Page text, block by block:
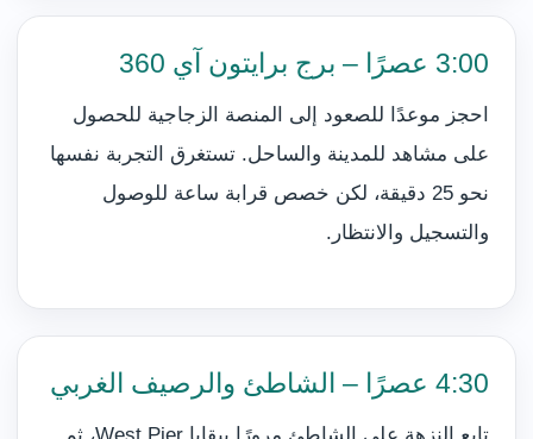
3:00 عصرًا – برج برايتون آي 360
احجز موعدًا للصعود إلى المنصة الزجاجية للحصول
على مشاهد للمدينة والساحل. تستغرق التجربة نفسها
نحو 25 دقيقة، لكن خصص قرابة ساعة للوصول
والتسجيل والانتظار.
4:30 عصرًا – الشاطئ والرصيف الغربي